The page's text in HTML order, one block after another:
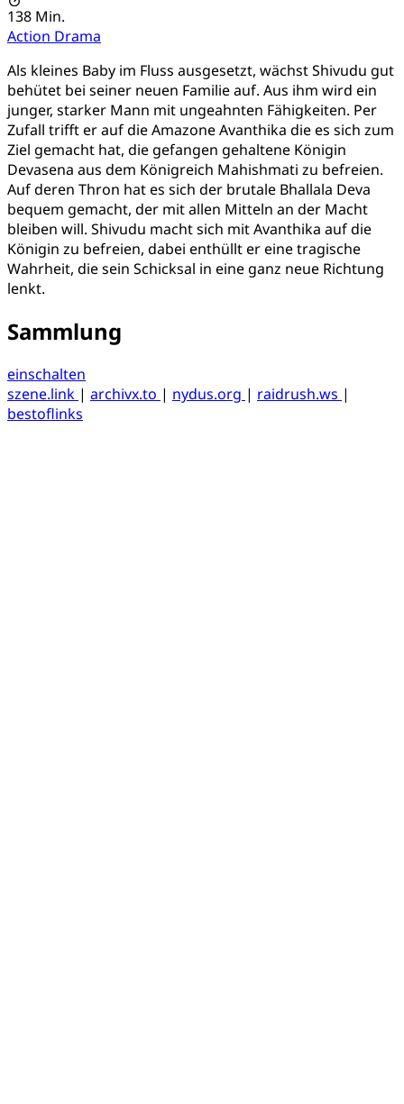
138 Min.
Action Drama
Als kleines Baby im Fluss ausgesetzt, wächst Shivudu gut
behütet bei seiner neuen Familie auf. Aus ihm wird ein
junger, starker Mann mit ungeahnten Fähigkeiten. Per
Zufall trifft er auf die Amazone Avanthika die es sich zum
Ziel gemacht hat, die gefangen gehaltene Königin
Devasena aus dem Königreich Mahishmati zu befreien.
Auf deren Thron hat es sich der brutale Bhallala Deva
bequem gemacht, der mit allen Mitteln an der Macht
bleiben will. Shivudu macht sich mit Avanthika auf die
Königin zu befreien, dabei enthüllt er eine tragische
Wahrheit, die sein Schicksal in eine ganz neue Richtung
lenkt.
Sammlung
einschalten
szene.link | archivx.to | nydus.org | raidrush.ws |
bestoflinks